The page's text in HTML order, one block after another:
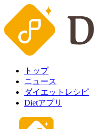
トップ
ニュース
ダイエットレシピ
Dietアプリ